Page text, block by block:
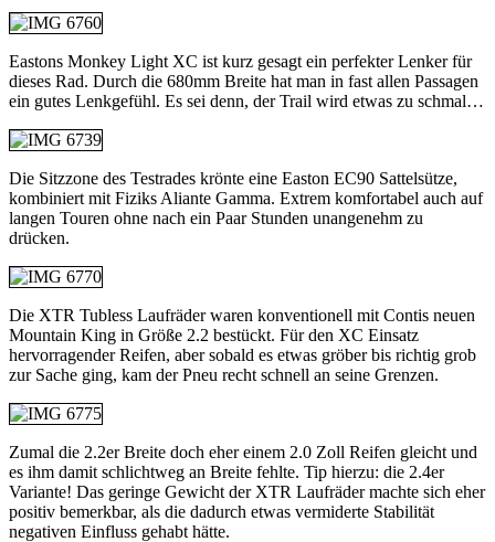
Eastons Monkey Light XC ist kurz gesagt ein perfekter Lenker für
dieses Rad. Durch die 680mm Breite hat man in fast allen Passagen
ein gutes Lenkgefühl. Es sei denn, der Trail wird etwas zu schmal…
Die Sitzzone des Testrades krönte eine Easton EC90 Sattelsütze,
kombiniert mit Fiziks Aliante Gamma. Extrem komfortabel auch auf
langen Touren ohne nach ein Paar Stunden unangenehm zu
drücken.
Die XTR Tubless Laufräder waren konventionell mit Contis neuen
Mountain King in Größe 2.2 bestückt. Für den XC Einsatz
hervorragender Reifen, aber sobald es etwas gröber bis richtig grob
zur Sache ging, kam der Pneu recht schnell an seine Grenzen.
Zumal die 2.2er Breite doch eher einem 2.0 Zoll Reifen gleicht und
es ihm damit schlichtweg an Breite fehlte. Tip hierzu: die 2.4er
Variante! Das geringe Gewicht der XTR Laufräder machte sich eher
positiv bemerkbar, als die dadurch etwas vermiderte Stabilität
negativen Einfluss gehabt hätte.